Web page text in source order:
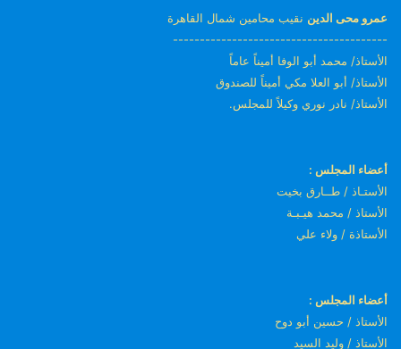
عمرو محى الدين نقيب محامين شمال القاهرة
----------------------------------------
الأستاذ/ محمد أبو الوفا أميناً عاماً
الأستاذ/ أبو العلا مكي أميناً للصندوق
الأستاذ/ نادر نوري وكيلاً للمجلس.
أعضاء المجلس :
الأستـاذ / طــارق بخيت
الأستاذ / محمد هيـبـة
الأستاذة / ولاء علي
أعضاء المجلس :
الأستاذ / حسين أبو دوح
الأستاذ / وليد السيد